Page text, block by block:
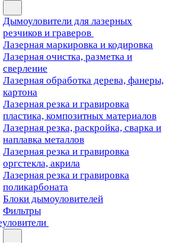
Дымоуловители для лазерных
резчиков и граверов
Лазерная маркировка и кодировка
Лазерная очистка, разметка и
сверление
Лазерная обработка дерева, фанеры,
картона
Лазерная резка и гравировка
пластика, композитных материалов
Лазерная резка, раскройка, сварка и
наплавка металлов
Лазерная резка и гравировка
оргстекла, акрила
Лазерная резка и гравировка
поликарбоната
Блоки дымоуловителей
Фильтры